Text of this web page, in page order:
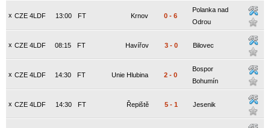
x CZE 4LDF FT
13:00 Krnov 0 - 6
Polanka nad
Odrou
x CZE 4LDF FT
08:15 Havířov 3 - 0 Bilovec
x CZE 4LDF FT
14:30 Unie Hlubina 2 - 0
Bospor
Bohumín
x CZE 4LDF FT
14:30 Řepiště 5 - 1 Jesenik